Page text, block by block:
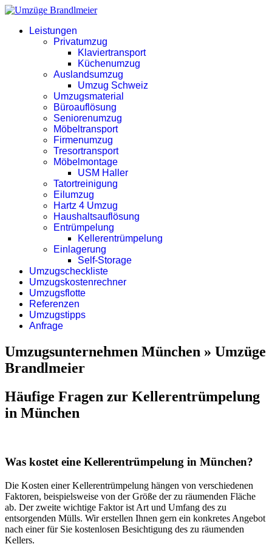
Leistungen
Privatumzug
Klaviertransport
Küchenumzug
Auslandsumzug
Umzug Schweiz
Umzugsmaterial
Büroauflösung
Seniorenumzug
Möbeltransport
Firmenumzug
Tresortransport
Möbelmontage
USM Haller
Tatortreinigung
Eilumzug
Hartz 4 Umzug
Haushaltsauflösung
Entrümpelung
Kellerentrümpelung
Einlagerung
Self-Storage
Umzugscheckliste
Umzugskostenrechner
Umzugsflotte
Referenzen
Umzugstipps
Anfrage
Umzugsunternehmen München » Umzüge
Brandlmeier
Häufige Fragen zur Kellerentrümpelung
in München
Was kostet eine Kellerentrümpelung in München?
Die Kosten einer Kellerentrümpelung hängen von verschiedenen
Faktoren, beispielsweise von der Größe der zu räumenden Fläche
ab. Der zweite wichtige Faktor ist Art und Umfang des zu
entsorgenden Mülls. Wir erstellen Ihnen gern ein konkretes Angebot
nach einer für Sie kostenlosen Besichtigung des zu räumenden
Kellers.